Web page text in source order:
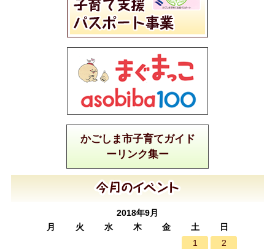
かごしま市子育てガイド
ーリンク集ー
2018年9月
月
火 水 木 金 土
日
1
2